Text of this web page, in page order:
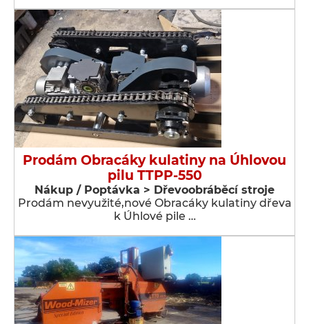
Prodám Obracáky kulatiny na Úhlovou
pilu TTPP-550
Nákup / Poptávka > Dřevoobráběcí stroje
Prodám nevyužité,nové Obracáky kulatiny dřeva
k Úhlové pile …